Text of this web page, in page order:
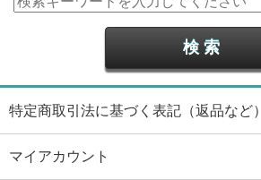
特定商取引法に基づく表記（返品など）
マイアカウント